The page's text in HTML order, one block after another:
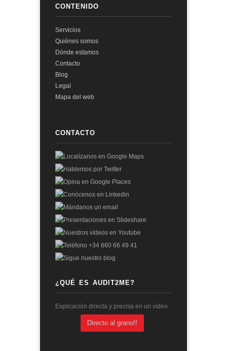
CONTENIDO
Servicios
Quiénes somos
Dónde estamos
Contacto
Blog
Legal
Mapa del web
CONTACTO
¿QUÉ ES AUDIT2ME?
Explicación directa y precisa en un vídeo
Directo al grano!!